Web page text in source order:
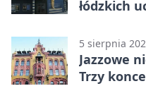
łódzkich
5 sierpnia
Jazzowe
Trzy